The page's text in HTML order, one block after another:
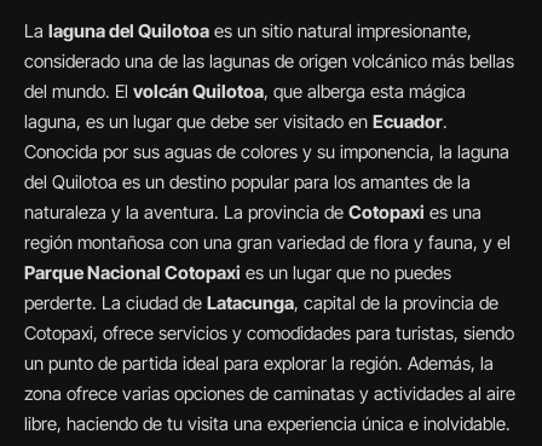
La laguna del Quilotoa es un sitio natural impresionante,
considerado una de las lagunas de origen volcánico más bellas
del mundo. El volcán Quilotoa, que alberga esta mágica
laguna, es un lugar que debe ser visitado en Ecuador.
Conocida por sus aguas de colores y su imponencia, la laguna
del Quilotoa es un destino popular para los amantes de la
naturaleza y la aventura. La provincia de Cotopaxi es una
región montañosa con una gran variedad de flora y fauna, y el
Parque Nacional Cotopaxi es un lugar que no puedes
perderte. La ciudad de Latacunga, capital de la provincia de
Cotopaxi, ofrece servicios y comodidades para turistas, siendo
un punto de partida ideal para explorar la región. Además, la
zona ofrece varias opciones de caminatas y actividades al aire
libre, haciendo de tu visita una experiencia única e inolvidable.